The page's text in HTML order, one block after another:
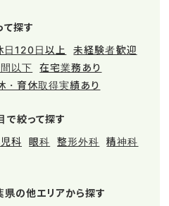
探す
日120日以上
未経験者歓迎
以下
在宅業務あり
・育休取得実績あり
絞って探す
科 眼科 整形外科
精神科
の他エリアから探す